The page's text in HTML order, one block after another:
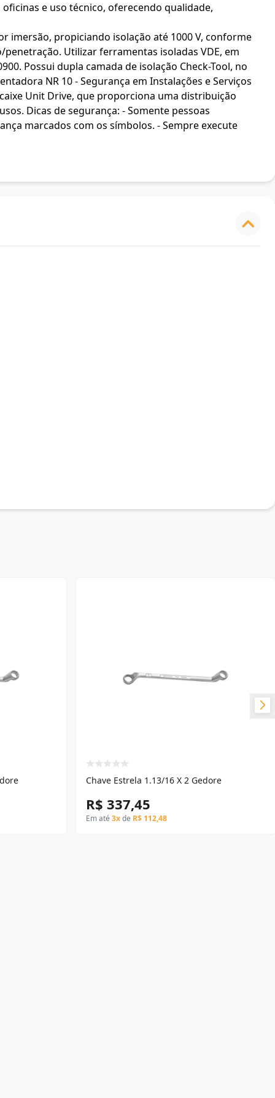
e uso técnico, oferecendo qualidade,
imersão, propiciando isolação até 1000 V, conforme
Utilizar ferramentas isoladas VDE, em
Possui dupla camada de isolação Check-Tool, no
NR 10 - Segurança em Instalações e Serviços
Unit Drive, que proporciona uma distribuição
Dicas de segurança: - Somente pessoas
marcados com os símbolos. - Sempre execute
Chave Estrela 1.13/16 X 2 Gedore
R$ 337,45
Em até 3xde R$ 112,48